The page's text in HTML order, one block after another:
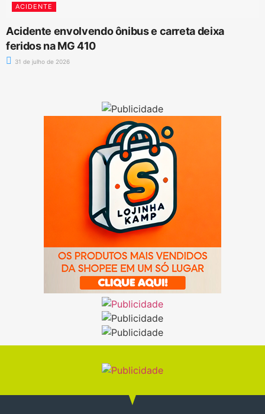
ACIDENTE
Acidente envolvendo ônibus e carreta deixa
feridos na MG 410
31 de julho de 2026